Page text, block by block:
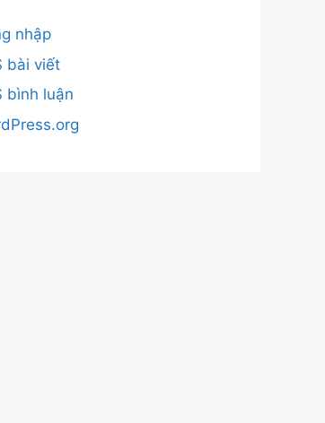
nhập
bài viết
bình luận